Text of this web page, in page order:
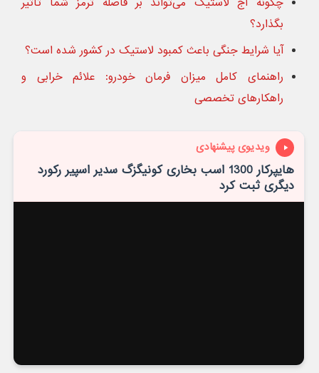
بگذارد؟
آیا شرایط جنگی باعث کمبود لاستیک در کشور شده است؟
راهنمای کامل میزان فرمان خودرو: علائم خرابی و
راهکارهای تخصصی
ویدیوی پیشنهادی
هایپرکار 1300 اسب بخاری کونیگزگ سدیر اسپیر رکورد
دیگری ثبت کرد